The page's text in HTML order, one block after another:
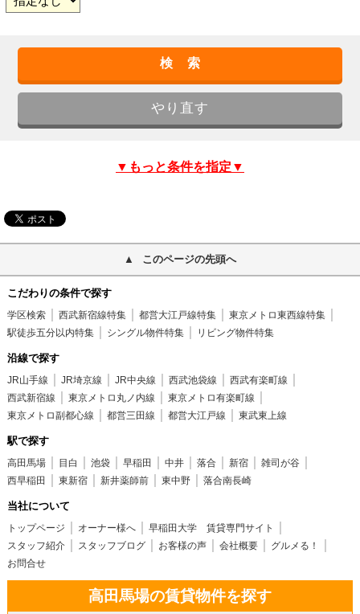
▼もっと条件を指定▼
このページの先頭へ
こだわりの条件で探す
学区検索 西武新宿線特集 都営大江戸線特集
東京メトロ東西線特集
駅徒歩五分以内特集
シングル物件特集 リビング物件特集
沿線で探す
JR山手線 JR埼京線 JR中央線 西武池袋線
西武有楽町線
西武新宿線
東京メトロ丸ノ内線
東京メトロ有楽町線
東京メトロ副都心線
都営三田線 都営大江戸線 東武東上線
駅で探す
高田馬場 目白 池袋 早稲田 中井 落合 新宿
雑司が谷
西早稲田
東新宿 新井薬師前 東中野 落合南長崎
当社について
トップページ オーナー様へ
早稲田大学 賃貸専門サイト
スタッフ紹介
スタッフブログ お客様の声 会社概要
グルメる！
お問合せ
高田馬場の賃貸物件を探す